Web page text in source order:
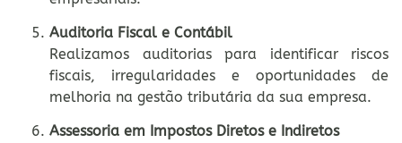
Auditoria Fiscal e Contábil
Realizamos auditorias para identificar riscos
fiscais, irregularidades e oportunidades de
melhoria na gestão tributária da sua empresa.
Assessoria em Impostos Diretos e Indiretos